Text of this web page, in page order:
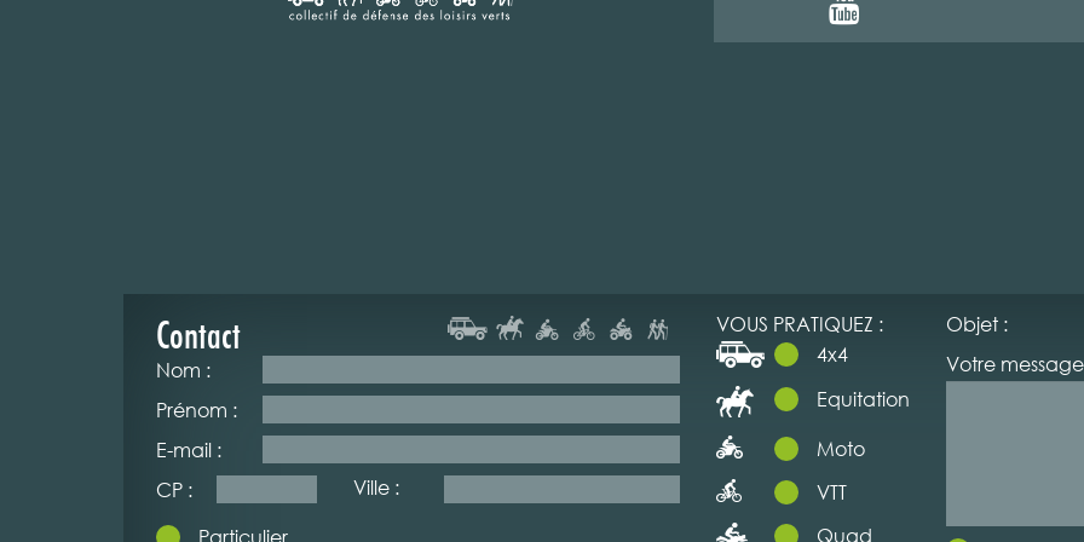
Contact
Nom :
Prénom :
E-mail :
CP :
Ville :
VOUS PRATIQUEZ :
4x4
Equitation
Moto
VTT
Quad
Objet :
Votre